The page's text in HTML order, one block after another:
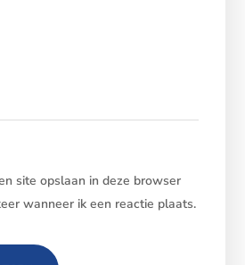
site opslaan in deze browser
wanneer ik een reactie plaats.